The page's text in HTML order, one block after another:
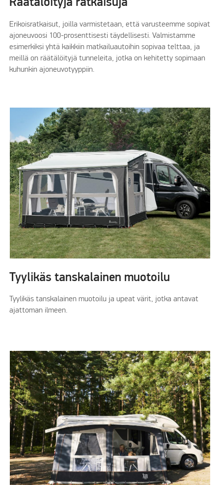
Räätälöityjä ratkaisuja
Erikoisratkaisut, joilla varmistetaan, että varusteemme sopivat
ajoneuvoosi 100-prosenttisesti täydellisesti. Valmistamme
esimerkiksi yhtä kaikkiin matkailuautoihin sopivaa telttaa, ja
meillä on räätälöityjä tunneleita, jotka on kehitetty sopimaan
kuhunkin ajoneuvotyyppiin.
Tyylikäs tanskalainen muotoilu
Tyylikäs tanskalainen muotoilu ja upeat värit, jotka antavat
ajattoman ilmeen.